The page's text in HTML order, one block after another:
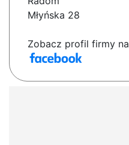
Młyńska 28
Zobacz profil firmy na